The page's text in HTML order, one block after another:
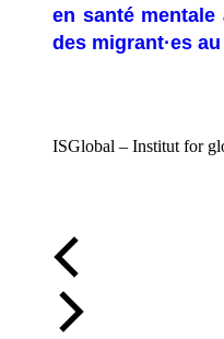
en santé mentale
des migrant·es
ISGlobal – Institut for